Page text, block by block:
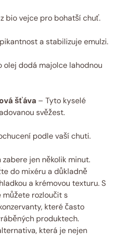
bio vejce pro bohatší chuť.
a stabilizuje emulzi.
olej dodá majolce lahodnou
šťáva – Tyto kyselé
svěžest.
podle vaší chuti.
jen několik minut.
do mixéru a důkladně
a krémovou texturu. S
rozloučit s
které často
produktech.
která je nejen